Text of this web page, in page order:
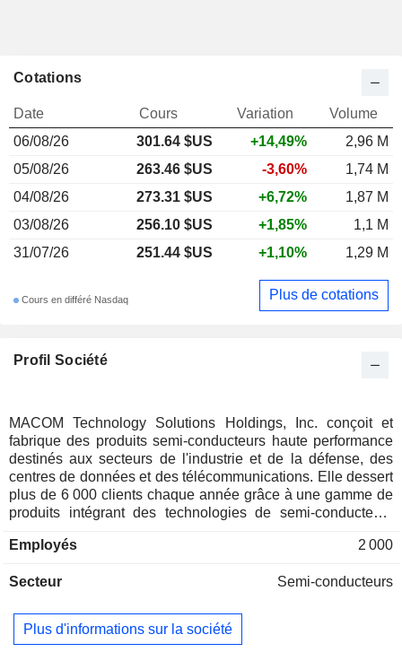
Profil Société
MACOM Technology Solutions Holdings, Inc. conçoit et
fabrique des produits semi-conducteurs haute performance
destinés aux secteurs de l'industrie et de la défense, des
centres de données et des télécommunications. Elle dessert
plus de 6 000 clients chaque année grâce à une gamme de
produits intégrant des technologies de semi-conducteurs
ondes, des circuits analogiques et mixtes, ainsi que de
circuits d'application, analogiques et à signaux mixtes, la
l'arséniure de gallium (GaAs), le nitrure de gallium (GaN), le
phosphure d'indium (InP) et le silicium spécialisé), ainsi que
Employés 2 000
Secteur Semi-conducteurs
Plus d'informations sur la société
Cotations
Date Cours Variation
Volume
06/08/26
301.64 $US +14,49%
2,96 M
05/08/26
263.46 $US -3,60%
1,74 M
04/08/26
273.31 $US +6,72%
1,87 M
03/08/26
256.10 $US +1,85%
1,1 M
31/07/26
251.44 $US +1,10% 1,29 M
Cours en différé Nasdaq Plus de cotations